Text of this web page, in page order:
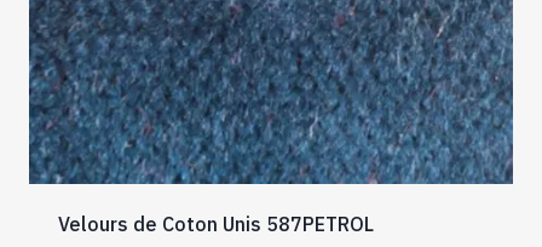
Velours de Coton Unis 587PETROL